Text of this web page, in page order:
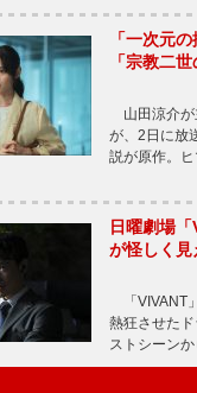
「一次元
「宗教二
山田涼介が
が、2日に放
説が原作。
日曜劇場
が怪しく見
「VIVANT
熱狂させた
ストシーン